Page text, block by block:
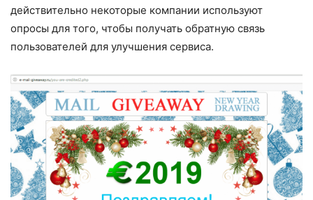
действительно некоторые компании используют
опросы для того, чтобы получать обратную связь
пользователей для улучшения сервиса.